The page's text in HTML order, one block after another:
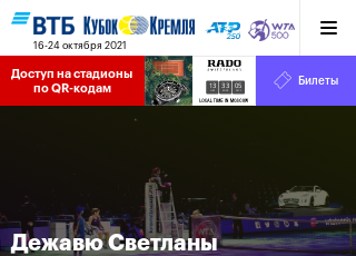
16-24 октября 2021
Доступ на стадионы
по QR-кодам
13
HRS
33
MINS
06
SECS
Билеты
Дежавю Светланы